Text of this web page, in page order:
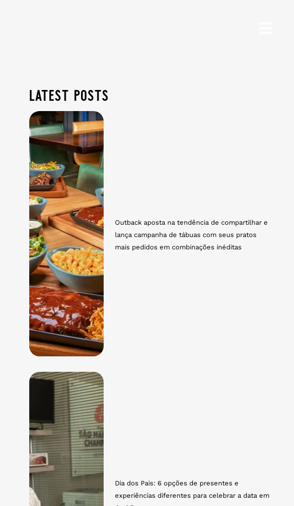
latest posts
Outback aposta na tendência de compartilhar e
lança campanha de tábuas com seus pratos
mais pedidos em combinações inéditas
Dia dos Pais: 6 opções de presentes e
experiências diferentes para celebrar a data em